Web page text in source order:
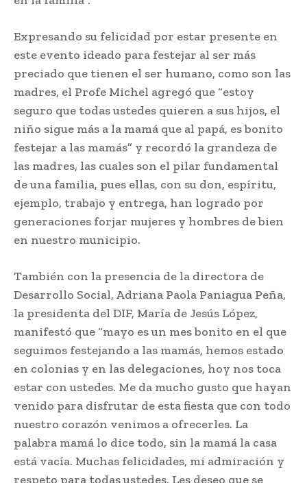
Expresando su felicidad por estar presente en
este evento ideado para festejar al ser más
preciado que tienen el ser humano, como son las
madres, el Profe Michel agregó que “estoy
seguro que todas ustedes quieren a sus hijos, el
niño sigue más a la mamá que al papá, es bonito
festejar a las mamás” y recordó la grandeza de
las madres, las cuales son el pilar fundamental
de una familia, pues ellas, con su don, espíritu,
ejemplo, trabajo y entrega, han logrado por
generaciones forjar mujeres y hombres de bien
en nuestro municipio.
También con la presencia de la directora de
Desarrollo Social, Adriana Paola Paniagua Peña,
la presidenta del DIF, María de Jesús López,
manifestó que “mayo es un mes bonito en el que
seguimos festejando a las mamás, hemos estado
en colonias y en las delegaciones, hoy nos toca
estar con ustedes. Me da mucho gusto que hayan
venido para disfrutar de esta fiesta que con todo
nuestro corazón venimos a ofrecerles. La
palabra mamá lo dice todo, sin la mamá la casa
está vacía. Muchas felicidades, mi admiración y
respeto para todas ustedes. Les deseo que se